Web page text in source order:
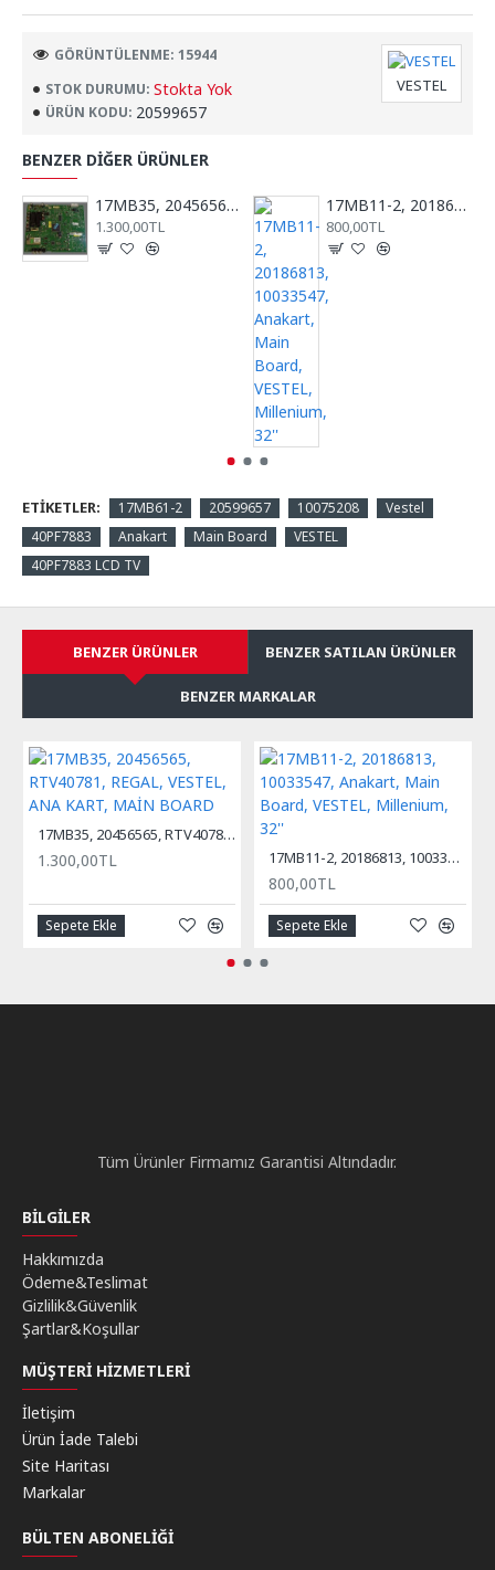
STOK DURUMU: Stokta Yok
ÜRÜN KODU: 20599657
VESTEL
GÖRÜNTÜLENME: 15944
BENZER DIĞER ÜRÜNLER
17MB35, 20456565, RTV40781, REGAL, VESTEL, ANA KART, MAİN BOARD
1.300,00TL
17MB11-2, 20186813, 10033547, Anakart, Main Board, VESTEL, Millenium, 32''
800,00TL
ETIKETLER: 17MB61-2 20599657 10075208
Vestel
40PF7883
Anakart Main Board
VESTEL
40PF7883 LCD TV
BENZER ÜRÜNLER BENZER SATILAN ÜRÜNLER
BENZER MARKALAR
17MB35, 20456565, RTV40781, REGAL, VESTEL, ANA KART, MAİN BOARD
1.300,00TL
Sepete Ekle
17MB11-2, 20186813, 10033547, Anakart, Main Board, VESTEL, Millenium, 32''
800,00TL
Sepete Ekle
Tüm Ürünler Firmamız Garantisi Altındadır.
BILGILER
Hakkımızda
Ödeme&Teslimat
Gizlilik&Güvenlik
Şartlar&Koşullar
MÜŞTERI HIZMETLERI
İletişim
Ürün İade Talebi
Site Haritası
Markalar
BÜLTEN ABONELIĞI